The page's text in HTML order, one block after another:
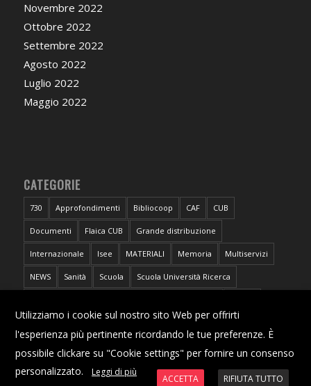
Novembre 2022
Ottobre 2022
Settembre 2022
Agosto 2022
Luglio 2022
Maggio 2022
CATEGORIE
730 Approfondimenti Bibliocoop CAF CUB
Documenti Flaica CUB Grande distribuzione
Internazionale Isee MATERIALI Memoria Multiservizi
NEWS Sanità Scuola Scuola Università Ricerca
Utilizziamo i cookie sul nostro sito Web per offrirti
l'esperienza più pertinente ricordando le tue preferenze. È
possibile clickare su "Cookie settings" per fornire un consenso
personalizzato.
Leggi di più
RIFIUTA TUTTO
ACCETTA